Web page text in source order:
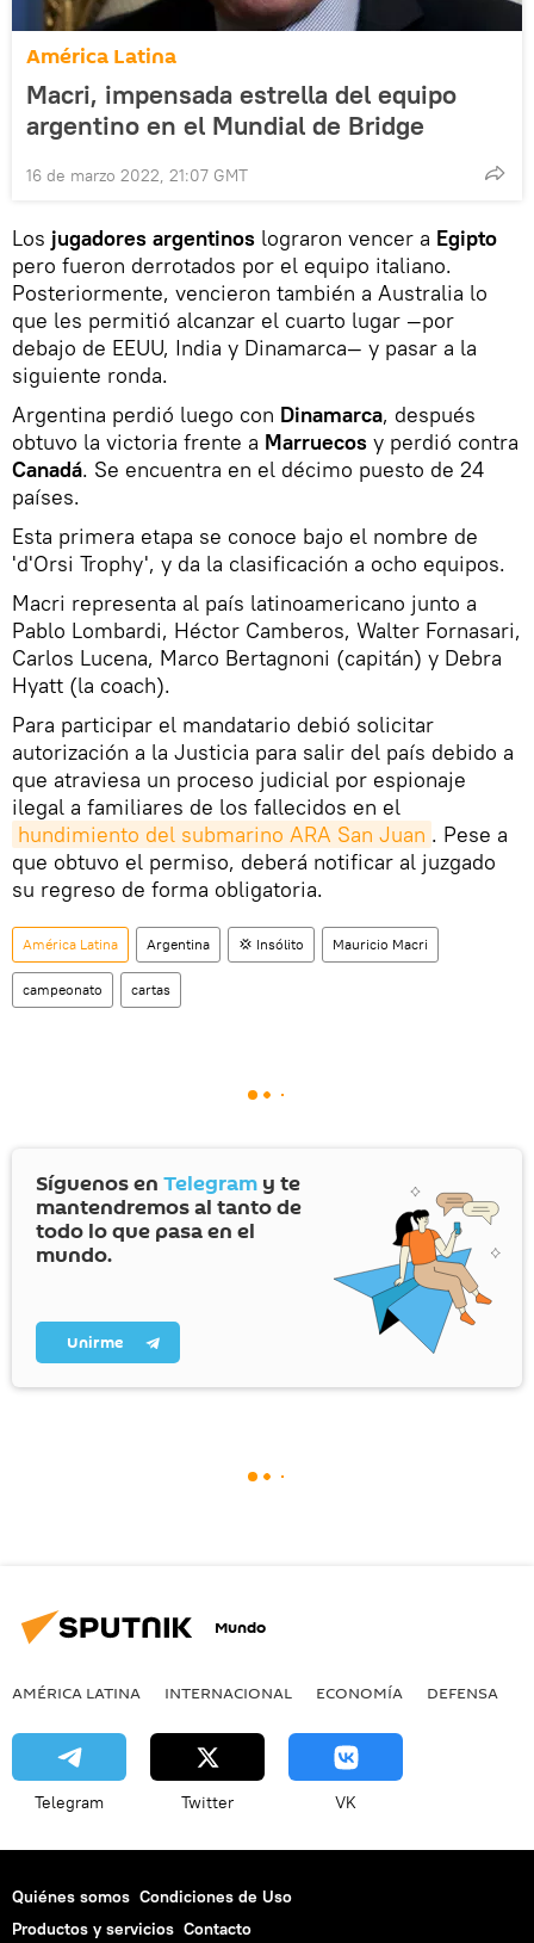
América Latina
Macri, impensada estrella del equipo
argentino en el Mundial de Bridge
16 de marzo 2022, 21:07 GMT
Los jugadores argentinos lograron vencer a Egipto
pero fueron derrotados por el equipo italiano.
Posteriormente, vencieron también a Australia lo
que les permitió alcanzar el cuarto lugar —por
debajo de EEUU, India y Dinamarca— y pasar a la
siguiente ronda.
Argentina perdió luego con Dinamarca, después
obtuvo la victoria frente a Marruecos y perdió contra
Canadá. Se encuentra en el décimo puesto de 24
países.
Esta primera etapa se conoce bajo el nombre de
'd'Orsi Trophy', y da la clasificación a ocho equipos.
Macri representa al país latinoamericano junto a
Pablo Lombardi, Héctor Camberos, Walter Fornasari,
Carlos Lucena, Marco Bertagnoni (capitán) y Debra
Hyatt (la coach).
Para participar el mandatario debió solicitar
autorización a la Justicia para salir del país debido a
que atraviesa un proceso judicial por espionaje
ilegal a familiares de los fallecidos en el
hundimiento del submarino ARA San Juan . Pese a
que obtuvo el permiso, deberá notificar al juzgado
su regreso de forma obligatoria.
América Latina Argentina 💢 Insólito Mauricio Macri
campeonato cartas
Síguenos en Telegram y te
mantendremos al tanto de
todo lo que pasa en el
mundo.
Unirme
Mundo
AMÉRICA LATINA INTERNACIONAL ECONOMÍA DEFENSA
Telegram Twitter VK
Quiénes somos Condiciones de Uso
Productos y servicios Contacto